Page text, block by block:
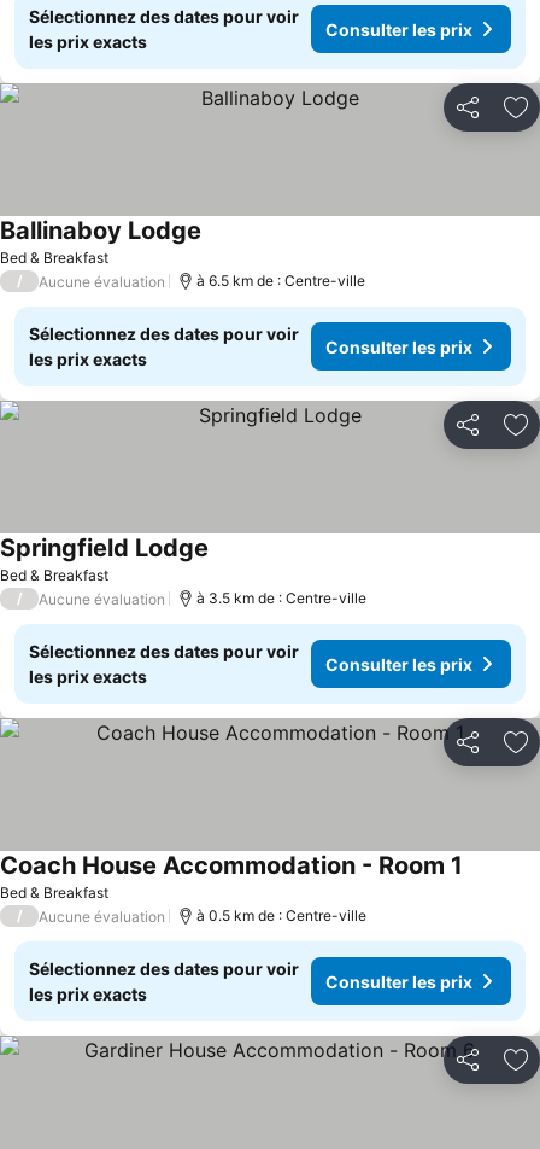
Sélectionnez des dates pour voir
les prix exacts
Consulter les prix
Partager
Bed & Breakfast
Ballinaboy Lodge
/ Aucune évaluation à 6.5 km de : Centre-ville
Sélectionnez des dates pour voir
les prix exacts
Consulter les prix
Partager
Bed & Breakfast
Springfield Lodge
/ Aucune évaluation à 3.5 km de : Centre-ville
Sélectionnez des dates pour voir
les prix exacts
Consulter les prix
Partager
Bed & Breakfast
Coach House Accommodation - Room 1
/ Aucune évaluation à 0.5 km de : Centre-ville
Sélectionnez des dates pour voir
les prix exacts
Consulter les prix
Partager